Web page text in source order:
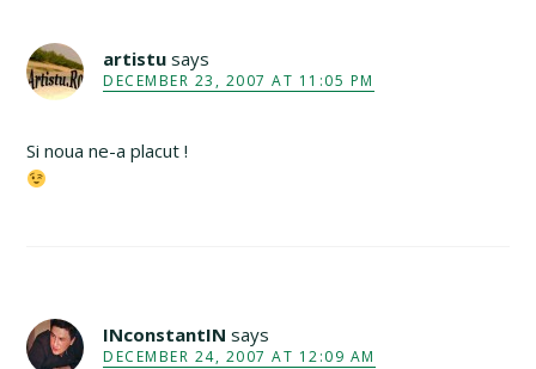
artistu says
DECEMBER 23, 2007 AT 11:05 PM
Si noua ne-a placut !
INconstantIN says
DECEMBER 24, 2007 AT 12:09 AM